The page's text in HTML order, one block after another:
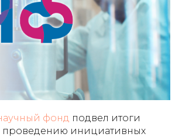
фонд подвел итоги
проведению инициативных